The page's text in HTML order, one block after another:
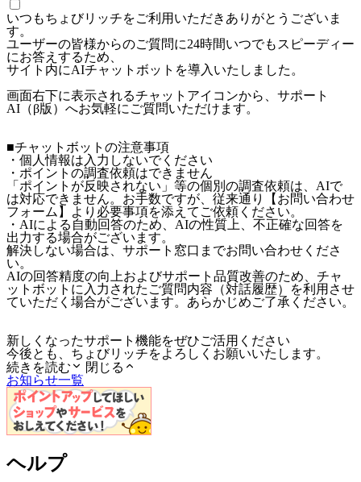
いつもちょびリッチをご利用いただきありがとうございま
す。
ユーザーの皆様からのご質問に24時間いつでもスピーディー
にお答えするため、
サイト内にAIチャットボットを導入いたしました。
画面右下に表示されるチャットアイコンから、サポート
AI（β版）へお気軽にご質問いただけます。
■チャットボットの注意事項
・個人情報は入力しないでください
・ポイントの調査依頼はできません
「ポイントが反映されない」等の個別の調査依頼は、AIで
は対応できません。お手数ですが、従来通り【お問い合わせ
フォーム】より必要事項を添えてご依頼ください。
・AIによる自動回答のため、AIの性質上、不正確な回答を
出力する場合がございます。
解決しない場合は、サポート窓口までお問い合わせくださ
い。
AIの回答精度の向上およびサポート品質改善のため、チャ
ットボットに入力されたご質問内容（対話履歴）を利用させ
ていただく場合がございます。あらかじめご了承ください。
新しくなったサポート機能をぜひご活用ください
今後とも、ちょびリッチをよろしくお願いいたします。
続きを読む
閉じる
お知らせ一覧
ヘルプ